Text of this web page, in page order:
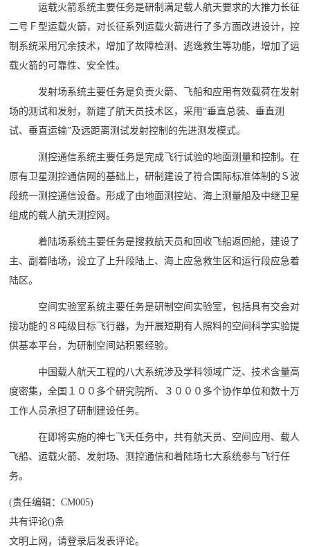
运载火箭系统主要任务是研制满足载人航天要求的大推力长征
二号Ｆ型运载火箭，对长征系列运载火箭进行了多方面改进设计，控
制系统采用冗余技术，增加了故障检测、逃逸救生等功能，增加了运
载火箭的可靠性、安全性。
发射场系统主要任务是负责火箭、飞船和应用有效载荷在发射
场的测试和发射，新建了航天员技术区，采用“垂直总装、垂直测
试、垂直运输”及远距离测试发射控制的先进测发模式。
测控通信系统主要任务是完成飞行试验的地面测量和控制。在
原有卫星测控通信网的基础上，研制建设了符合国际标准体制的Ｓ波
段统一测控通信设备。形成了由地面测控站、海上测量船及中继卫星
组成的载人航天测控网。
着陆场系统主要任务是搜救航天员和回收飞船返回舱，建设了
主、副着陆场，设立了上升段陆上、海上应急救生区和运行段应急着
陆区。
空间实验室系统主要任务是研制空间实验室，包括具有交会对
接功能的８吨级目标飞行器，为开展短期有人照料的空间科学实验提
供基本平台，为研制空间站积累经验。
中国载人航天工程的八大系统涉及学科领域广泛、技术含量高
度密集，全国１００多个研究院所、３０００多个协作单位和数十万
工作人员承担了研制建设任务。
在即将实施的神七飞天任务中，共有航天员、空间应用、载人
飞船、运载火箭、发射场、测控通信和着陆场七大系统参与飞行任
务。
(责任编辑：CM005)
共有评论()条
文明上网，请登录后发表评论。